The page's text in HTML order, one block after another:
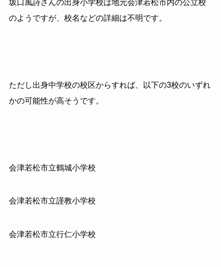
坂口風詩さんの出身小学校は地元会津若松市内の公立校
のようですが、校名などの詳細は不明です。
ただし出身中学校の校区からすれば、以下の3校のいずれ
かの可能性が高そうです。
会津若松市立鶴城小学校
会津若松市立謹教小学校
会津若松市立行仁小学校